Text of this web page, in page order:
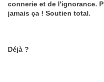
connerie et de l'ignorance.
jamais ça ! Soutien total.
Déjà ?